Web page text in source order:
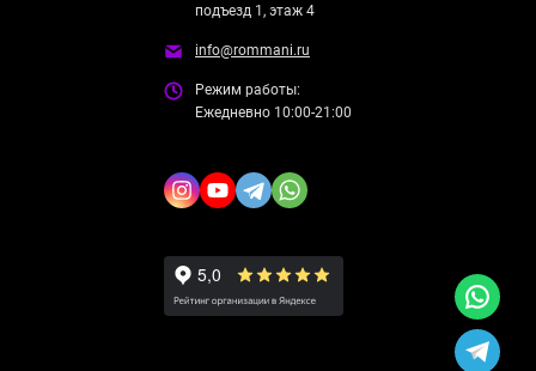
подъезд 1, этаж 4
info@rommani.ru
Режим работы:
Ежедневно 10:00-21:00